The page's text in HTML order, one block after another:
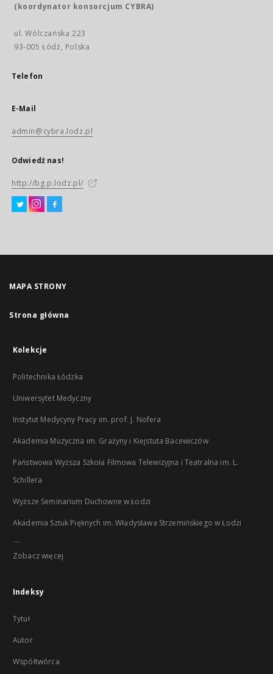
(koordynator konsorcjum CYBRA)
ul. Wólczańska 223
93-005 Łódź, Polska
Telefon
E-Mail
admin@cybra.lodz.pl
Odwiedź nas!
http://bg.p.lodz.pl/
MAPA STRONY
Strona główna
Kolekcje
Politechnika Łódzka
Uniwersytet Medyczny
Instytut Medycyny Pracy im. prof. J. Nofera
Akademia Muzyczna im. Grażyny i Kiejstuta Bacewiczów
Państwowa Wyższa Szkoła Filmowa Telewizyjna i Teatralna im. L.
Schillera
Wyższe Seminarium Duchowne w Łodzi
Akademia Sztuk Pięknych im. Władysława Strzemińskiego w Łodzi
...
Zobacz więcej
Indeksy
Tytuł
Autor
Współtwórca